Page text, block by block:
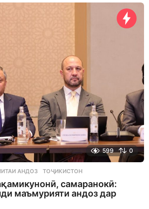
599 0
АНДОЗ ,ТОҶИКИСТОН
самаранокӣ:
маъмурияти андоз дар